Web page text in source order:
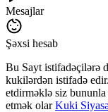
Mesajlar
Şəxsi hesab
Bu Sayt istifadəçilərə
kukilərdən istifadə
etdirməklə siz bununla
etmək olarKuki